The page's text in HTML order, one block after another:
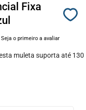
Fixa
Seja o primeiro a avaliar
muleta suporta até 130